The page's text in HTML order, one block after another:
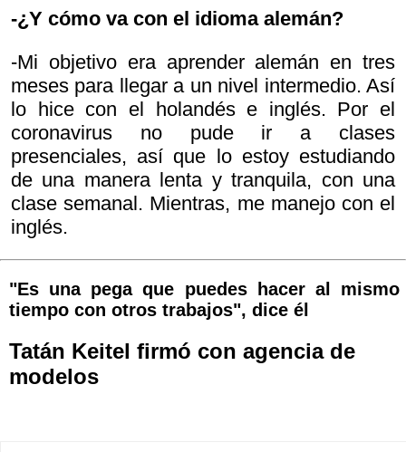
-¿Y cómo va con el idioma alemán?
-Mi objetivo era aprender alemán en tres
meses para llegar a un nivel intermedio. Así
lo hice con el holandés e inglés. Por el
coronavirus no pude ir a clases
presenciales, así que lo estoy estudiando
de una manera lenta y tranquila, con una
clase semanal. Mientras, me manejo con el
inglés.
"Es una pega que puedes hacer al mismo
tiempo con otros trabajos", dice él
Tatán Keitel firmó con agencia de
modelos